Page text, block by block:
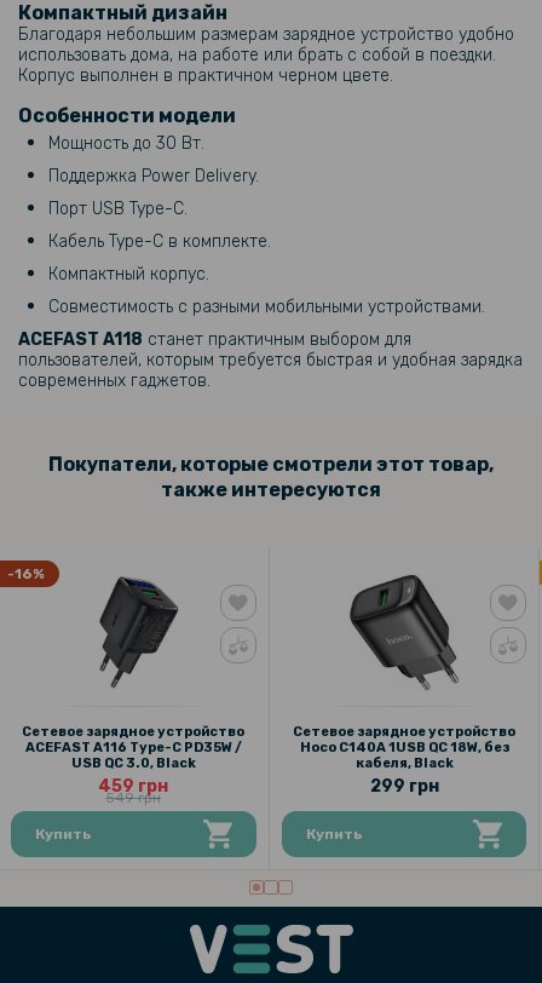
Компактный дизайн
Благодаря небольшим размерам зарядное устройство удобно
использовать дома, на работе или брать с собой в поездки.
Корпус выполнен в практичном черном цвете.
Особенности модели
Мощность до 30 Вт.
Поддержка Power Delivery.
Порт USB Type-C.
Кабель Type-C в комплекте.
Компактный корпус.
Совместимость с разными мобильными устройствами.
ACEFAST A118 станет практичным выбором для
пользователей, которым требуется быстрая и удобная зарядка
современных гаджетов.
Покупатели, которые смотрели этот товар,
также интересуются
-16%
Сетевое зарядное устройство
ACEFAST A116 Type-C PD35W /
USB QC 3.0, Black
459 грн
549 грн
Купить
Сетевое зарядное устройство
Hoco C140A 1USB QC 18W, без
кабеля, Black
299 грн
Купить